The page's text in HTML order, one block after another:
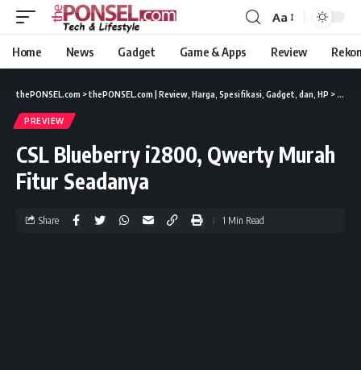
Aa
Home News Gadget Game & Apps Review
thePONSEL.com >thePONSEL.com | Review, Harga, Spesifikasi, Gadget, dan, HP >
PREVIEW
CSL Blueberry i2800, Qwerty Murah
Fitur Seadanya
Share 1 Min Read